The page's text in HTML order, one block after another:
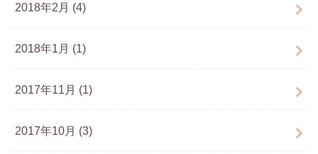
2018年2月 (4)
2018年1月 (1)
2017年11月 (1)
2017年10月 (3)